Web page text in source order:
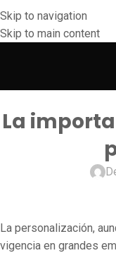
Skip to navigation
Skip to main content
La
La personalización,
vigencia en grandes